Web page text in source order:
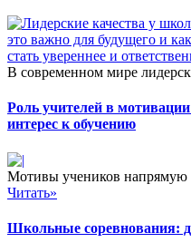
В современном мире
Роль учителей в
интерес к обучению
Мотивы учеников напрямую
Читать»
Школьные соревнования: